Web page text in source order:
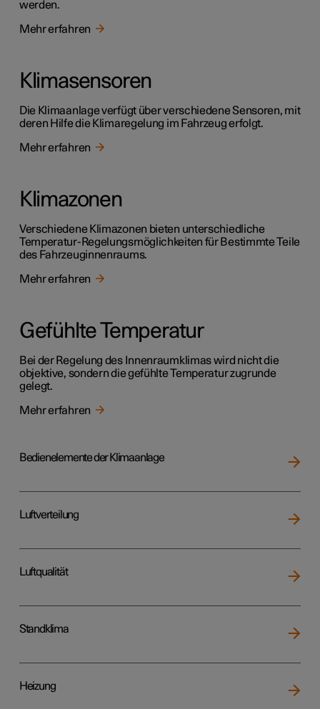
werden.
Mehr erfahren
Klimasensoren
Die Klimaanlage verfügt über verschiedene Sensoren, mit
deren Hilfe die Klimaregelung im Fahrzeug erfolgt.
Mehr erfahren
Klimazonen
Verschiedene Klimazonen bieten unterschiedliche
Temperatur-Regelungsmöglichkeiten für Bestimmte Teile
des Fahrzeuginnenraums.
Mehr erfahren
Gefühlte Temperatur
Bei der Regelung des Innenraumklimas wird nicht die
objektive, sondern die gefühlte Temperatur zugrunde
gelegt.
Mehr erfahren
Bedienelemente der Klimaanlage
Luftverteilung
Luftqualität
Standklima
Heizung